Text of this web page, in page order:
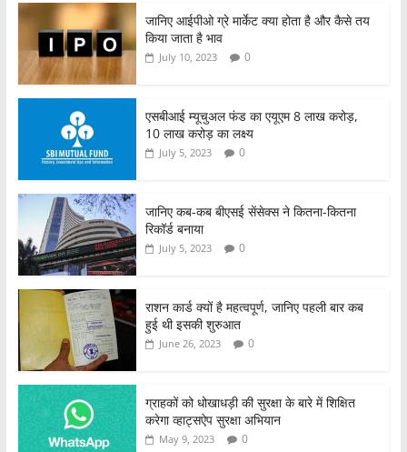
जानिए आईपीओ ग्रे मार्केट क्या होता है और कैसे तय
किया जाता है भाव
July 10, 2023 0
एसबीआई म्यूचुअल फंड का एयूएम 8 लाख करोड़,
10 लाख करोड़ का लक्ष्य
July 5, 2023 0
जानिए कब-कब बीएसई सेंसेक्स ने कितना-कितना
रिकॉर्ड बनाया
July 5, 2023 0
राशन कार्ड क्यों है महत्वपूर्ण, जानिए पहली बार कब
हुई थी इसकी शुरुआत
June 26, 2023 0
ग्राहकों को धोखाधड़ी की सुरक्षा के बारे में शिक्षित
करेगा व्हाट्सऐप सुरक्षा अभियान
May 9, 2023 0